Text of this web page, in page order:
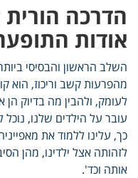
הדרכה
אודות
השלב הראשון והבסיסי
מהפרעות קשב וריכוז, הוא
לעומק, ולהבין מה בדיוק
עובר על הילדים שלנו,
כך, עלינו ללמוד את
לזהותה אצל ילדינו, מהן
אותה וכד'.